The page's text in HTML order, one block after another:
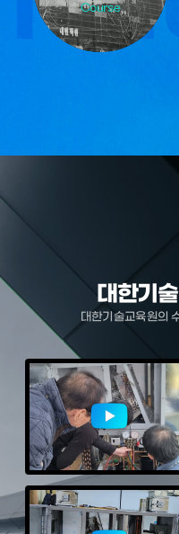
Course
대한기
대한기술교육원의